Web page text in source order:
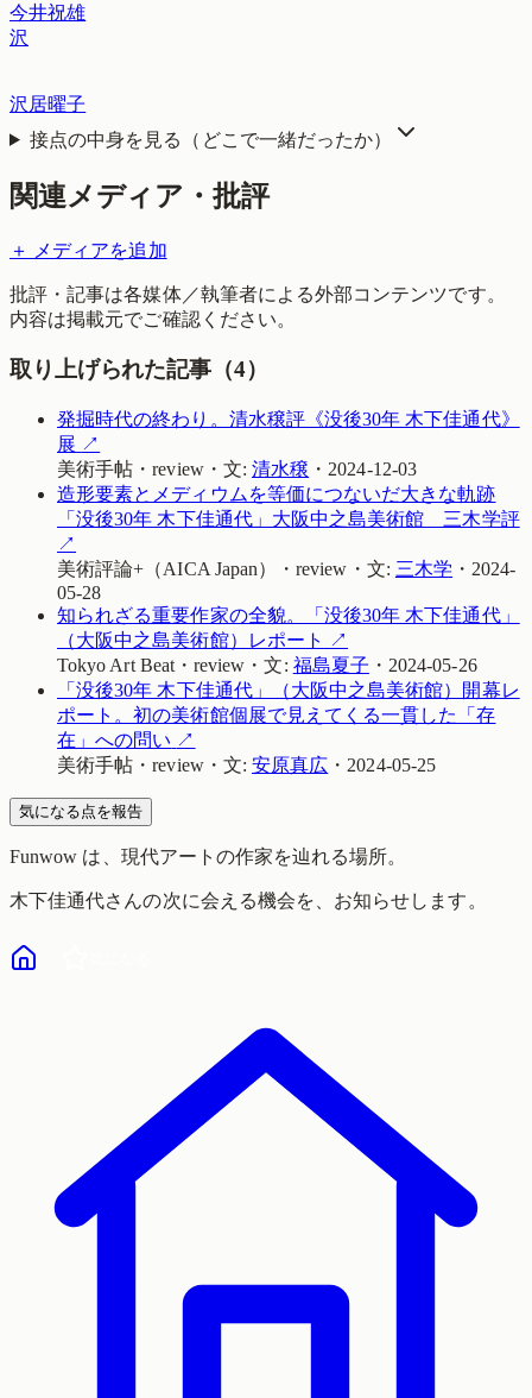
今井祝雄
沢
沢居曜子
接点の中身を見る（どこで一緒だったか）
関連メディア・批評
＋ メディアを追加
批評・記事は各媒体／執筆者による外部コンテンツです。
内容は掲載元でご確認ください。
取り上げられた記事（4）
発掘時代の終わり。清水穣評《没後30年 木下佳通代》
展 ↗
美術手帖 ・review・ 文:清水穣 ・ 2024-12-03
造形要素とメディウムを等価につないだ大きな軌跡
「没後30年 木下佳通代」大阪中之島美術館 三木学評
↗
美術評論+（AICA Japan）
・review ・ 文: 三木学 ・ 2024-
05-28
知られざる重要作家の全貌。「没後30年 木下佳通代」
（大阪中之島美術館）レポート
↗
Tokyo Art Beat・ review ・文: 福島夏子 ・ 2024-05-26
「没後30年 木下佳通代」（大阪中之島美術館）開幕レ
ポート。初の美術館個展で見えてくる一貫した「存
在」への問い ↗
美術手帖 ・review・ 文:安原真広 ・ 2024-05-25
気になる点を報告
Funwow は、現代アートの作家を辿れる場所。
木下佳通代さんの次に会える機会を、お知らせします。